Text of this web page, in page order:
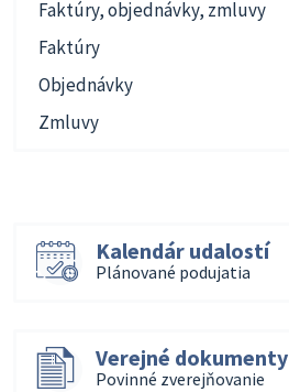
Faktúry, objednávky, zmluvy
Faktúry
Objednávky
Zmluvy
Kalendár udalostí
Plánované podujatia
Verejné dokumenty
Povinné zverejňovanie